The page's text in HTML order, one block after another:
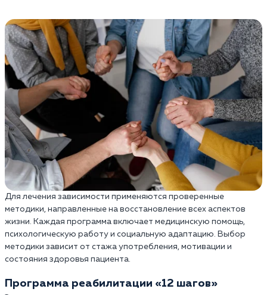
Для лечения зависимости применяются проверенные
методики, направленные на восстановление всех аспектов
жизни. Каждая программа включает медицинскую помощь,
психологическую работу и социальную адаптацию. Выбор
методики зависит от стажа употребления, мотивации и
состояния здоровья пациента.
Программа реабилитации «12 шагов»